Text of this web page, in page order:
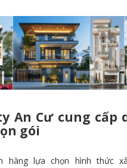
An Cư cung cấp
gói
hàng lựa chọn hình thức